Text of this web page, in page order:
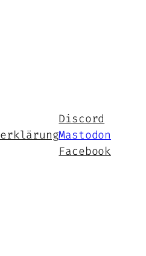
Discord
Mastodon
Facebook